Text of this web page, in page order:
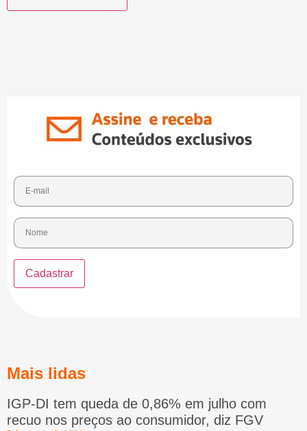
Mais lidas
IGP-DI tem queda de 0,86% em julho com
recuo nos preços ao consumidor, diz FGV